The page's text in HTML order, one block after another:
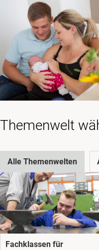
Themenwelt
Alle Themenwelten
Fachklassen für